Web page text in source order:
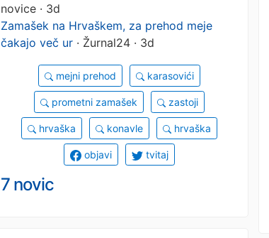
novice · 3d
Zamašek na Hrvaškem, za prehod meje
čakajo več ur · Žurnal24 · 3d
mejni prehod karasovići
prometni zamašek zastoji
hrvaška konavle hrvaška
objavi tvitaj
7 novic